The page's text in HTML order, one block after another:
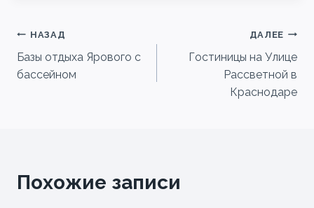
Навигация
по
НАЗАД
Базы отдыха Ярового с
бассейном
ДАЛЕЕ
Гостиницы на Улице
Рассветной в
Краснодаре
Похожие записи